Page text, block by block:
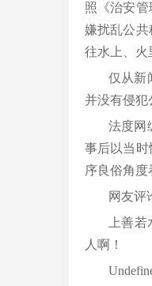
照《治安
嫌扰乱公
往水上、火
仅从新
并没有侵犯
法度网
事后以当
序良俗角
网友评
上善
人啊！